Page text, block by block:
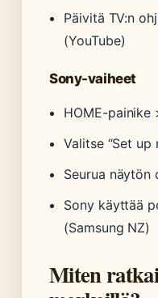
Päivitä TV:n
(YouTube)
Sony-vaiheet
HOME-
Valitse “Set up
Seurua näytön
Sony käyttää
(Samsung NZ)
Miten